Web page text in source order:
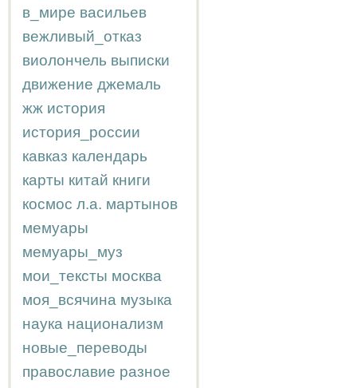
в_мире васильев
вежливый_отказ
виолончель выписки
движение джемаль
жж история
история_россии
кавказ календарь
карты китай книги
космос л.а. мартынов
мемуары
мемуары_муз
мои_тексты москва
моя_всячина музыка
наука национализм
новые_переводы
православие разное